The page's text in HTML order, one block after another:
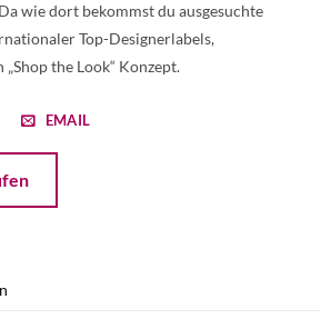
wie dort bekommst du ausgesuchte
Top-Designerlabels,
the Look“ Konzept.
EMAIL